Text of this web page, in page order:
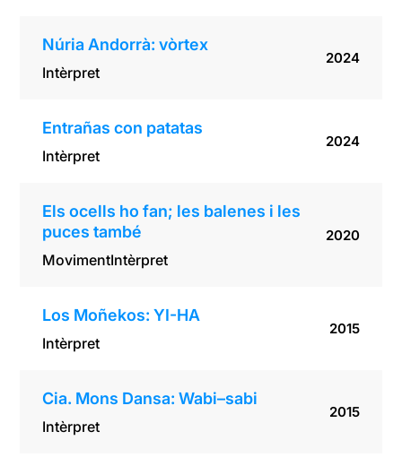
Núria Andorrà: vòrtex
Intèrpret
2024
Entrañas con patatas
Intèrpret
2024
Els ocells ho fan; les balenes i les
puces també
MovimentIntèrpret
2020
Los Moñekos: YI-HA
Intèrpret
2015
Cia. Mons Dansa: Wabi–sabi
Intèrpret
2015